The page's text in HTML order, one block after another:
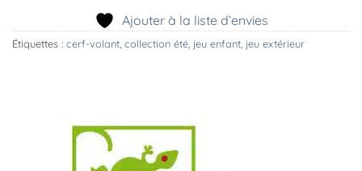
Ajouter à la liste d’envies
Étiquettes : cerf-volant collection été jeu enfant jeu extérieur